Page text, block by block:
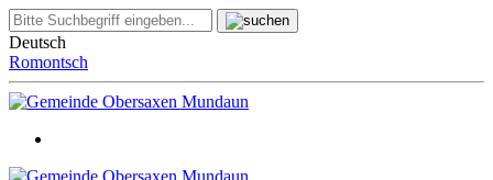
Deutsch
Romontsch